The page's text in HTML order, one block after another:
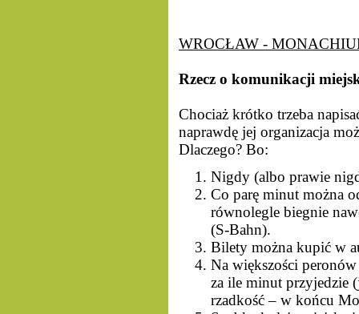
WROCŁAW -
Rzecz o komunikacji
Chociaż krótko trzeba
naprawdę jej organizacja
Dlaczego? Bo:
Nigdy (albo prawie
Co parę minut można
równolegle biegnie
(S-Bahn).
Bilety można kupić w
Na większości
za ile minut przyjedzie
rzadkość – w końcu